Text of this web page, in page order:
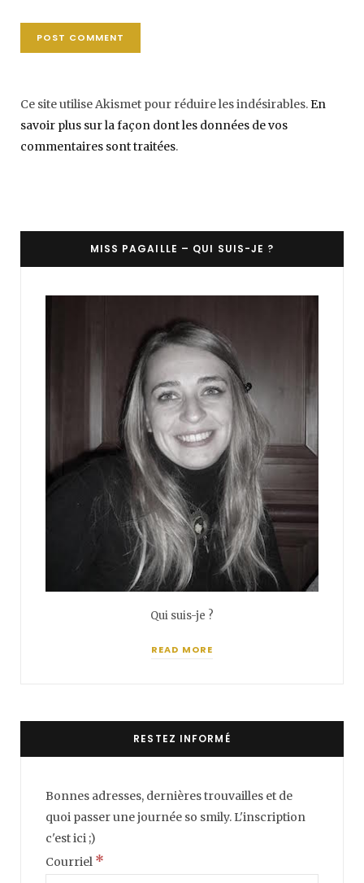
Ce site utilise Akismet pour réduire les indésirables.En
savoir plus sur la façon dont les données de vos
commentaires sont traitées.
MISS PAGAILLE – QUI SUIS-JE ?
Qui suis-je ?
READ MORE
RESTEZ INFORMÉ
Bonnes adresses, dernières trouvailles et de
quoi passer une journée so smily. L'inscription
c'est ici ;)
Courriel *